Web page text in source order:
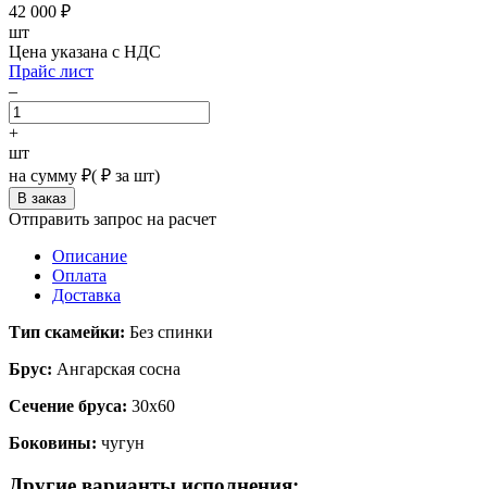
42 000 ₽
шт
Цена указана с НДС
Прайс лист
–
+
шт
на сумму ₽( ₽ за шт)
Отправить запрос на расчет
Описание
Оплата
Доставка
Тип скамейки: Без спинки
Брус: Ангарская сосна
Сечение бруса: 30х60
Боковины: чугун